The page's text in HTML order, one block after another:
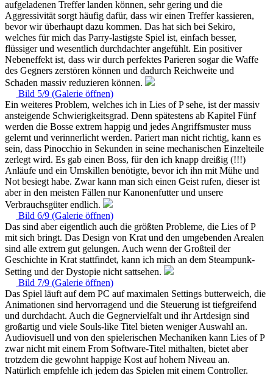
aufgeladenen Treffer landen können, sehr gering und die
Aggressivität sorgt häufig dafür, dass wir einen Treffer kassieren,
bevor wir überhaupt dazu kommen. Das hat sich bei Sekiro,
welches für mich das Parry-lastigste Spiel ist, einfach besser,
flüssiger und wesentlich durchdachter angefühlt. Ein positiver
Nebeneffekt ist, dass wir durch perfektes Parieren sogar die Waffe
des Gegners zerstören können und dadurch Reichweite und
Schaden massiv reduzieren können.
Bild 5/9 (Galerie öffnen)
Ein weiteres Problem, welches ich in Lies of P sehe, ist der massiv
ansteigende Schwierigkeitsgrad. Denn spätestens ab Kapitel Fünf
werden die Bosse extrem happig und jedes Angriffsmuster muss
gelernt und verinnerlicht werden. Pariert man nicht richtig, kann es
sein, dass Pinocchio in Sekunden in seine mechanischen Einzelteile
zerlegt wird. Es gab einen Boss, für den ich knapp dreißig (!!!)
Anläufe und ein Umskillen benötigte, bevor ich ihn mit Mühe und
Not besiegt habe. Zwar kann man sich einen Geist rufen, dieser ist
aber in den meisten Fällen nur Kanonenfutter und unsere
Verbrauchsgüter endlich.
Bild 6/9 (Galerie öffnen)
Das sind aber eigentlich auch die größten Probleme, die Lies of P
mit sich bringt. Das Design von Krat und den umgebenden Arealen
sind alle extrem gut gelungen. Auch wenn der Großteil der
Geschichte in Krat stattfindet, kann ich mich an dem Steampunk-
Setting und der Dystopie nicht sattsehen.
Bild 7/9 (Galerie öffnen)
Das Spiel läuft auf dem PC auf maximalen Settings butterweich, die
Animationen sind hervorragend und die Steuerung ist tiefgreifend
und durchdacht. Auch die Gegnervielfalt und ihr Artdesign sind
großartig und viele Souls-like Titel bieten weniger Auswahl an.
Audiovisuell und von den spielerischen Mechaniken kann Lies of P
zwar nicht mit einem From Software-Titel mithalten, bietet aber
trotzdem die gewohnt happige Kost auf hohem Niveau an.
Natürlich empfehle ich jedem das Spielen mit einem Controller.